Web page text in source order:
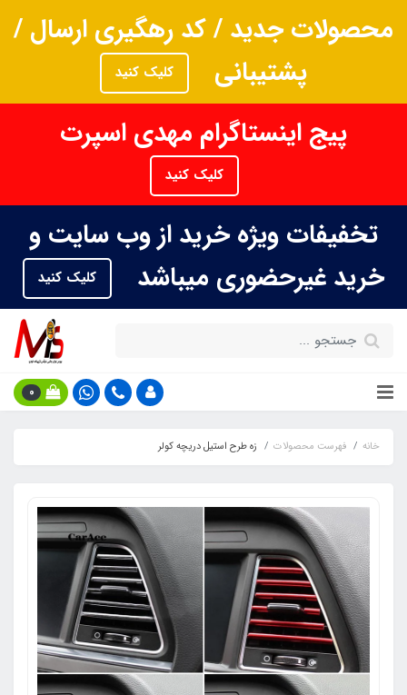
محصولات جدید / کد رهگیری ارسال /
پشتیبانی
کلیک کنید
پیج اینستاگرام مهدی اسپرت
کلیک کنید
تخفیفات ویژه خرید از وب سایت و
خرید غیرحضوری میباشد
کلیک کنید
0
خانه فهرست محصولات زه طرح استیل دریچه کولر